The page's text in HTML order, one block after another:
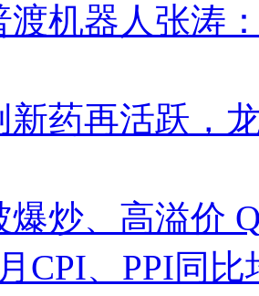
渡机器人张涛
新药再活跃，
爆炒、高溢价
CPI、PPI同